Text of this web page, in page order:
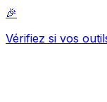
🎉
Vérifiez si vos